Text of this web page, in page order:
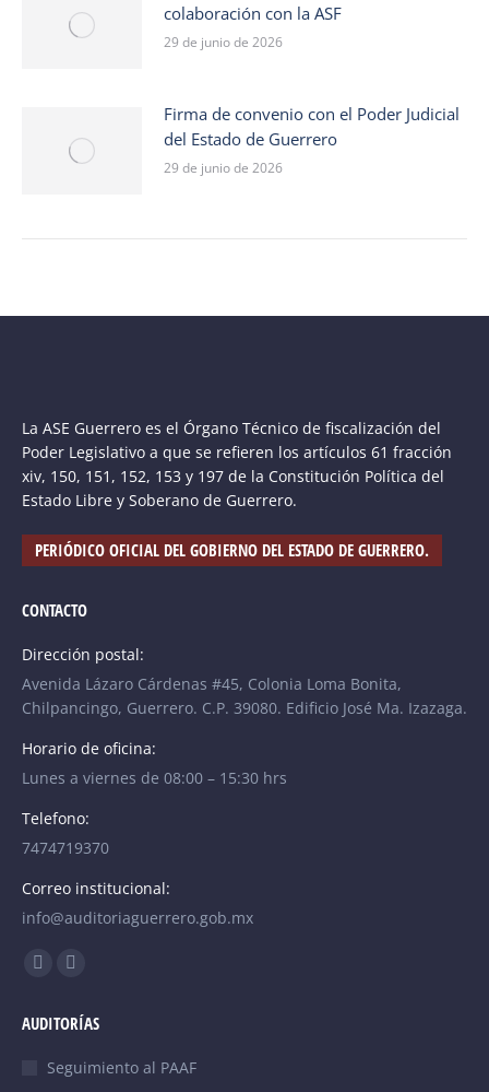
colaboración con la ASF
29 de junio de 2026
Firma de convenio con el Poder Judicial
del Estado de Guerrero
29 de junio de 2026
La ASE Guerrero es el Órgano Técnico de fiscalización del
Poder Legislativo a que se refieren los artículos 61 fracción
xiv, 150, 151, 152, 153 y 197 de la Constitución Política del
Estado Libre y Soberano de Guerrero.
PERIÓDICO OFICIAL DEL GOBIERNO DEL ESTADO DE GUERRERO.
CONTACTO
Dirección postal:
Avenida Lázaro Cárdenas #45, Colonia Loma Bonita,
Chilpancingo, Guerrero. C.P. 39080. Edificio José Ma. Izazaga.
Horario de oficina:
Lunes a viernes de 08:00 – 15:30 hrs
Telefono:
7474719370
Correo institucional:
info@auditoriaguerrero.gob.mx
Find us on:
opens
in
opens
in
AUDITORÍAS
Seguimiento al PAAF